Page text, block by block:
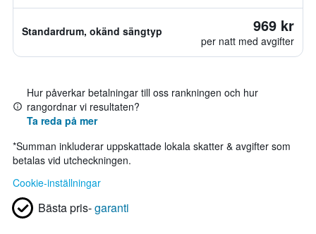
Standardrum, okänd sängtyp 969 kr
per natt med avgifter
Hur påverkar betalningar till oss rankningen och hur
rangordnar vi resultaten?
Ta reda på mer
*Summan inkluderar uppskattade lokala skatter & avgifter som
betalas vid utcheckningen.
Cookie-inställningar
Bästa pris-garanti